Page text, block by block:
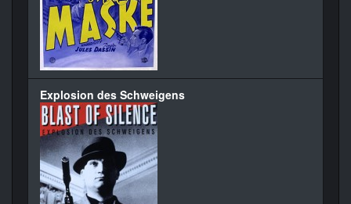
Explosion des Schweigens